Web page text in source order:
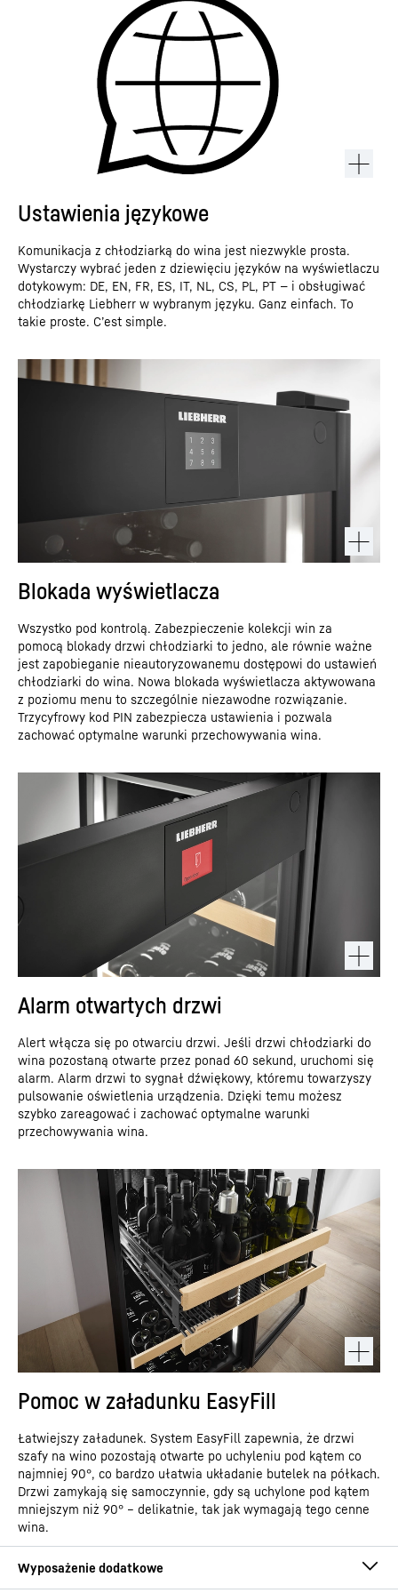
Ustawienia językowe
Komunikacja z chłodziarką do wina jest niezwykle prosta.
Wystarczy wybrać jeden z dziewięciu języków na wyświetlaczu
dotykowym: DE, EN, FR, ES, IT, NL, CS, PL, PT — i obsługiwać
chłodziarkę Liebherr w wybranym języku. Ganz einfach. To
takie proste. C’est simple.
Blokada wyświetlacza
Wszystko pod kontrolą. Zabezpieczenie kolekcji win za
pomocą blokady drzwi chłodziarki to jedno, ale równie ważne
jest zapobieganie nieautoryzowanemu dostępowi do ustawień
chłodziarki do wina. Nowa blokada wyświetlacza aktywowana
z poziomu menu to szczególnie niezawodne rozwiązanie.
Trzycyfrowy kod PIN zabezpiecza ustawienia i pozwala
zachować optymalne warunki przechowywania wina.
Alarm otwartych drzwi
Alert włącza się po otwarciu drzwi. Jeśli drzwi chłodziarki do
wina pozostaną otwarte przez ponad 60 sekund, uruchomi się
alarm. Alarm drzwi to sygnał dźwiękowy, któremu towarzyszy
pulsowanie oświetlenia urządzenia. Dzięki temu możesz
szybko zareagować i zachować optymalne warunki
przechowywania wina.
Pomoc w załadunku EasyFill
Łatwiejszy załadunek. System EasyFill zapewnia, że drzwi
szafy na wino pozostają otwarte po uchyleniu pod kątem co
najmniej 90°, co bardzo ułatwia układanie butelek na półkach.
Drzwi zamykają się samoczynnie, gdy są uchylone pod kątem
mniejszym niż 90° – delikatnie, tak jak wymagają tego cenne
wina.